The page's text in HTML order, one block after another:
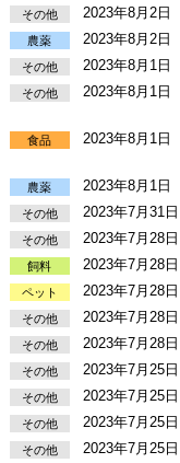
その他 2023年8月2日
農薬 2023年8月2日
その他 2023年8月1日
その他 2023年8月1日
食品 2023年8月1日
農薬 2023年8月1日
その他 2023年7月31日
その他 2023年7月28日
飼料 2023年7月28日
ペット 2023年7月28日
その他 2023年7月28日
その他 2023年7月28日
その他 2023年7月25日
その他 2023年7月25日
その他 2023年7月25日
その他 2023年7月25日